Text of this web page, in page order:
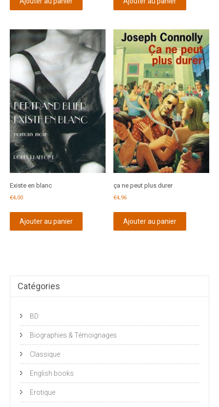
Existe en blanc
€4,00
Ajouter au panier
ça ne peut plus durer
€4,96
Ajouter au panier
Catégories
BD
Biographies & Témoignages
Classique
English books
Erotique